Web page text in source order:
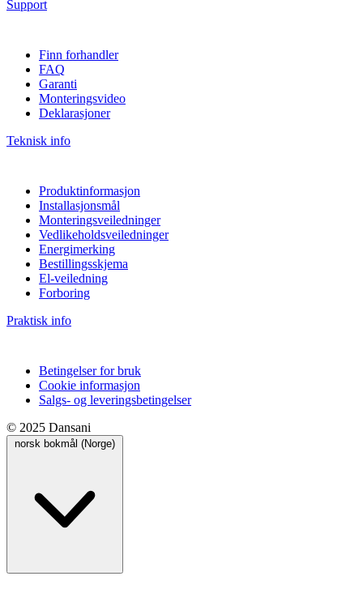
Support
Finn forhandler
FAQ
Garanti
Monteringsvideo
Deklarasjoner
Teknisk info
Produktinformasjon
Installasjonsmål
Monteringsveiledninger
Vedlikeholdsveiledninger
Energimerking
Bestillingsskjema
El-veiledning
Forboring
Praktisk info
Betingelser for bruk
Cookie informasjon
Salgs- og leveringsbetingelser
© 2025 Dansani
norsk bokmål (Norge)